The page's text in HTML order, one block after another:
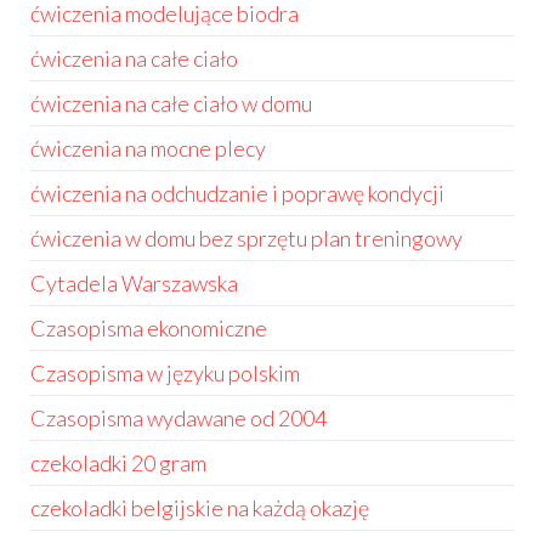
ćwiczenia modelujące biodra
ćwiczenia na całe ciało
ćwiczenia na całe ciało w domu
ćwiczenia na mocne plecy
ćwiczenia na odchudzanie i poprawę kondycji
ćwiczenia w domu bez sprzętu plan treningowy
Cytadela Warszawska
Czasopisma ekonomiczne
Czasopisma w języku polskim
Czasopisma wydawane od 2004
czekoladki 20 gram
czekoladki belgijskie na każdą okazję